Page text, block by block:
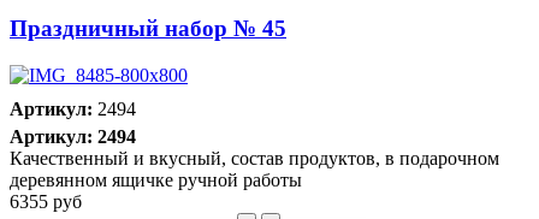
Праздничный набор № 45
Артикул: 2494
Артикул: 2494
Качественный и вкусный, состав продуктов, в подарочном
деревянном ящичке ручной работы
6355 руб